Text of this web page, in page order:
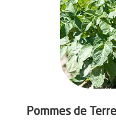
Pommes de Terre